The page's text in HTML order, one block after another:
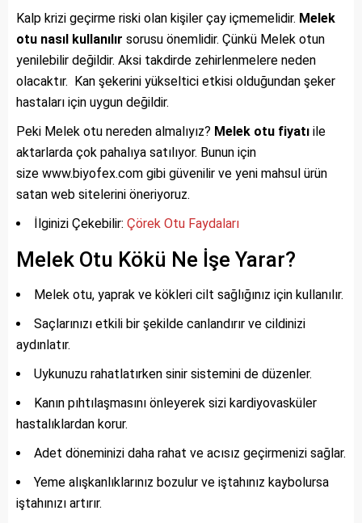
Kalp krizi geçirme riski olan kişiler çay içmemelidir. Melek
otu nasıl kullanılır sorusu önemlidir. Çünkü Melek otun
yenilebilir değildir. Aksi takdirde zehirlenmelere neden
olacaktır. Kan şekerini yükseltici etkisi olduğundan şeker
hastaları için uygun değildir.
Peki Melek otu nereden almalıyız? Melek otu fiyatı ile
aktarlarda çok pahalıya satılıyor. Bunun için
size www.biyofex.com gibi güvenilir ve yeni mahsul ürün
satan web sitelerini öneriyoruz.
İlginizi Çekebilir: Çörek Otu Faydaları
Melek Otu Kökü Ne İşe Yarar?
Melek otu, yaprak ve kökleri cilt sağlığınız için kullanılır.
Saçlarınızı etkili bir şekilde canlandırır ve cildinizi
aydınlatır.
Uykunuzu rahatlatırken sinir sistemini de düzenler.
Kanın pıhtılaşmasını önleyerek sizi kardiyovasküler
hastalıklardan korur.
Adet döneminizi daha rahat ve acısız geçirmenizi sağlar.
Yeme alışkanlıklarınız bozulur ve iştahınız kaybolursa
iştahınızı artırır.